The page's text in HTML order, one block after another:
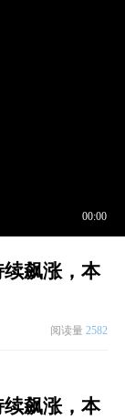
飙涨，本
阅读量 2582
飙涨，本